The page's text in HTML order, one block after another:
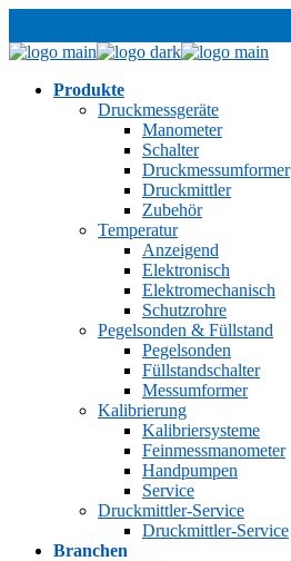
Produkte
Druckmessgeräte
Manometer
Schalter
Druckmessumformer
Druckmittler
Zubehör
Temperatur
Anzeigend
Elektronisch
Elektromechanisch
Schutzrohre
Pegelsonden & Füllstand
Pegelsonden
Füllstandschalter
Messumformer
Kalibrierung
Kalibriersysteme
Feinmessmanometer
Handpumpen
Service
Druckmittler-Service
Druckmittler-Service
Branchen